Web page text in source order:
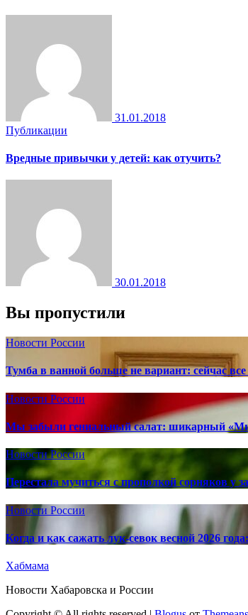
31.01.2018
Публикации
Вредные привычки у детей: как отучить?
30.01.2018
Вы пропустили
Новости России
Тумба в ванной больше не вариант: сейчас
Новости России
Мы забыли гениальный салат: шикарный
Новости России
Перестала мучиться с прополкой сорняков у
Новости России
Когда и как сажать лук-севок весной 2026
Хабмама
Новости Хабаровска и России